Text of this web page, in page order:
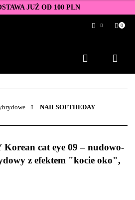
JUŻ OD 100 PLN
Zarejestruj się
Dodaj zgłoszenie
Zgody cookies
0
NAILSOFTHEDAY
cat eye 09 – nudowo-
z efektem "kocie oko",